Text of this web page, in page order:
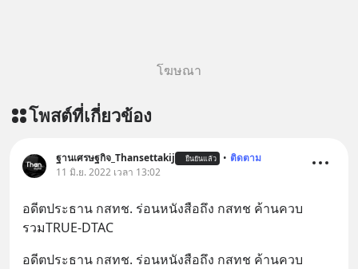
โฆษณา
โพสต์ที่เกี่ยวข้อง
ฐานเศรษฐกิจ_Thansettakij ยืนยันแล้ว • ติดตาม
11 มิ.ย. 2022 เวลา 13:02
อดีตประธาน กสทช. ร่อนหนังสือถึง กสทช ค้านควบ
รวมTRUE-DTAC
อดีตประธาน กสทช. ร่อนหนังสือถึง กสทช ค้านควบ